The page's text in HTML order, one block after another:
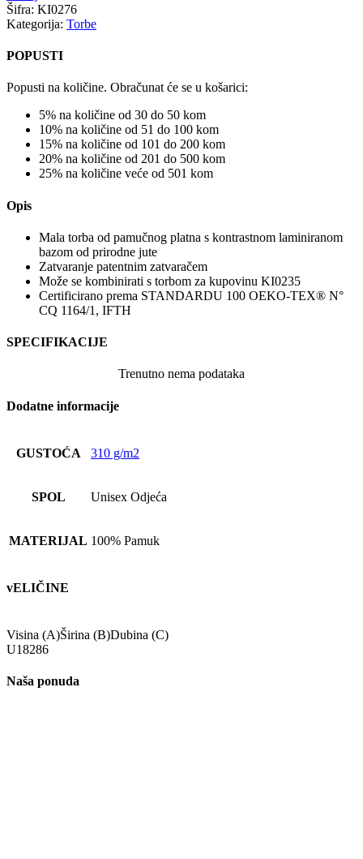
Šifra: KI0276
Kategorija: Torbe
POPUSTI
Popusti na količine. Obračunat će se u košarici:
5% na količine od 30 do 50 kom
10% na količine od 51 do 100 kom
15% na količine od 101 do 200 kom
20% na količine od 201 do 500 kom
25% na količine veće od 501 kom
Opis
Mala torba od pamučnog platna s kontrastnom laminiranom
bazom od prirodne jute
Zatvaranje patentnim zatvaračem
Može se kombinirati s torbom za kupovinu KI0235
Certificirano prema STANDARDU 100 OEKO-TEX® N°
CQ 1164/1, IFTH
SPECIFIKACIJE
Trenutno nema podataka
Dodatne informacije
GUSTOĆA 310 g/m2
SPOL Unisex Odjeća
MATERIJAL 100% Pamuk
vELIČINE
Visina (A)Širina (B)Dubina (C)
U18286
Naša ponuda